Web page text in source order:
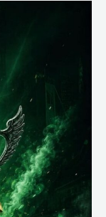
الأنصار:
الدوري
اللبناني